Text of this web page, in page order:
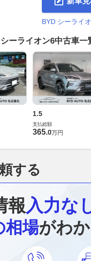
BYD シーライ
ーライオン6中古車一
1.5
支払総額
365.0万円
する
報入力な
相場がわ